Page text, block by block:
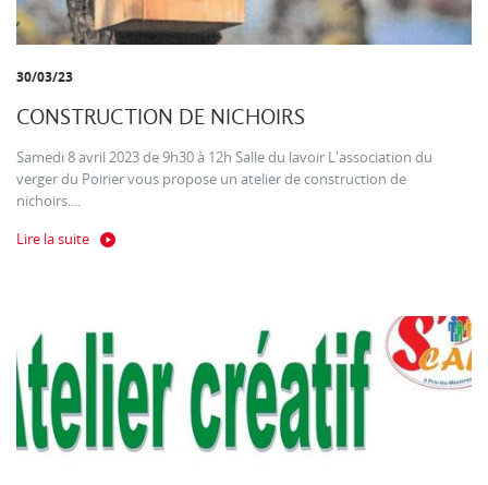
30/03/23
CONSTRUCTION DE NICHOIRS
Samedi 8 avril 2023 de 9h30 à 12h Salle du lavoir L'association du
verger du Poirier vous propose un atelier de construction de
nichoirs....
Lire la suite